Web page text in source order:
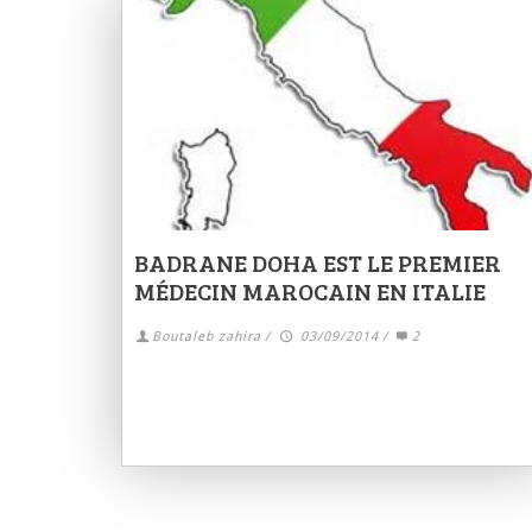
BADRANE DOHA EST LE PREMIER
MÉDECIN MAROCAIN EN ITALIE
Boutaleb zahira / 03/09/2014 / 2